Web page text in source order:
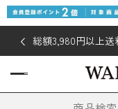
総額3,980円以上